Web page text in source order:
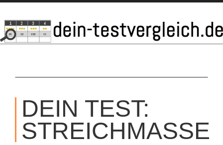
SKIP
CONTENT
DEIN TEST:
STREICHMASSE